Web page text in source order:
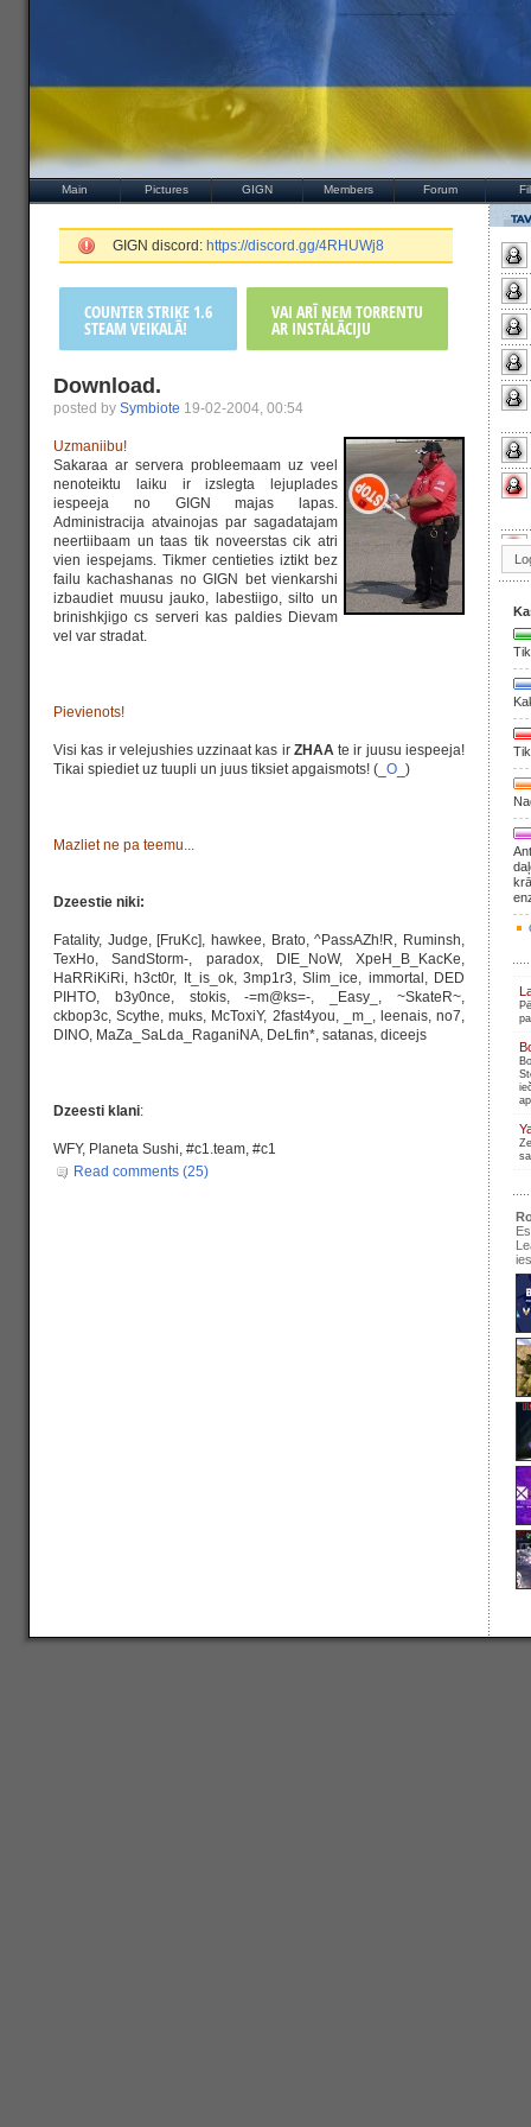
Main Pictures GIGN Members Forum
GIGN discord: https://discord.gg/4RHUWj8
COUNTER STRIKE 1.6
STEAM VEIKALĀ!
VAI ARĪ ŅEM TORRENTU
AR INSTALĀCIJU
Download.
posted by Symbiote 19-02-2004, 00:54
Uzmaniibu!
Sakaraa ar servera probleemaam uz veel
nenoteiktu laiku ir izslegta lejuplades
iespeeja no GIGN majas lapas.
Administracija atvainojas par sagadatajam
neertiibaam un taas tik noveerstas cik atri
vien iespejams. Tikmer centieties iztikt bez
failu kachashanas no GIGN bet vienkarshi
izbaudiet muusu jauko, labestiigo, silto un
brinishkjigo cs serveri kas paldies Dievam
vel var stradat.
Pievienots!
Visi kas ir velejushies uzzinaat kas ir ZHAA te ir juusu iespeeja!
Tikai spiediet uz tuupli un juus tiksiet apgaismots! (_ O _)
Mazliet ne pa teemu...
Dzeestie niki:
Fatality, Judge, [FruKc], hawkee, Brato, ^PassAZh!R, Ruminsh,
TexHo, SandStorm-, paradox, DIE_NoW, XpeH_B_KacKe,
HaRRiKiRi, h3ct0r, It_is_ok, 3mp1r3, Slim_ice, immortal, DED
PIHTO, b3y0nce, stokis, -=m@ks=-, _Easy_, ~SkateR~,
ckbop3c, Scythe, muks, McToxiY, 2fast4you, _m_, leenais, no7,
DINO, MaZa_SaLda_RaganiNA, DeLfin*, satanas, diceejs
Dzeesti klani:
WFY, Planeta Sushi, #c1.team, #c1
Read comments (25)